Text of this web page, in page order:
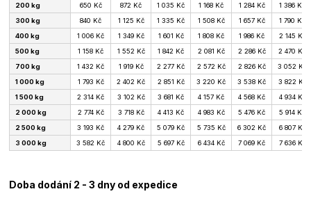
200 kg
650 Kč 872 Kč 1 035 Kč 1 168 Kč 1 284 Kč
1 386 Kč
300 kg
840 Kč 1 125 Kč 1 335 Kč 1 508 Kč 1 657 Kč
1 790 Kč
400 kg
1 006 Kč 1 349 Kč 1 601 Kč 1 808 Kč 1 986 Kč
2 145 Kč
500 kg
1 158 Kč 1 552 Kč 1 842 Kč 2 081 Kč 2 286 Kč
2 470 Kč
700 kg
1 432 Kč 1 919 Kč 2 277 Kč 2 572 Kč 2 826 Kč
3 052 Kč
1 000 kg
1 793 Kč 2 402 Kč 2 851 Kč 3 220 Kč 3 538 Kč
3 822 Kč
1 500 kg
2 314 Kč 3 102 Kč 3 681 Kč 4 157 Kč 4 568 Kč
4 934 Kč
2 000 kg
2 774 Kč 3 718 Kč 4 413 Kč 4 983 Kč 5 476 Kč
5 914 Kč
2 500 kg
3 193 Kč 4 279 Kč 5 079 Kč 5 735 Kč 6 302 Kč
6 807 Kč
3 000 kg
3 582 Kč 4 800 Kč 5 697 Kč 6 434 Kč 7 069 Kč 7 636 Kč
Doba dodání 2 - 3 dny od expedice